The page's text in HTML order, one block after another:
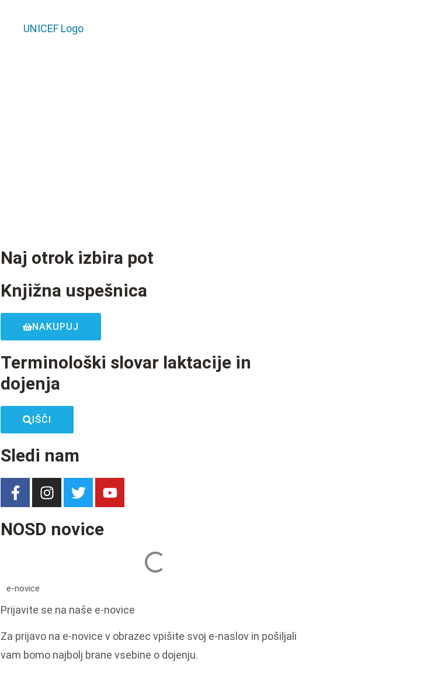
Naj otrok izbira pot
Knjižna uspešnica
NAKUPUJ
Terminološki slovar laktacije in
dojenja
IŠČI
Sledi nam
NOSD novice
e-novice
Prijavite se na naše e-novice
Za prijavo na e-novice v obrazec vpišite svoj e-naslov in pošiljali
vam bomo najbolj brane vsebine o dojenju.